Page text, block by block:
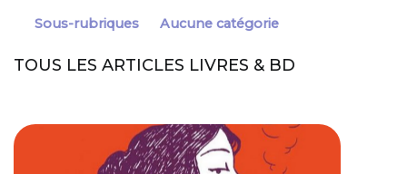
Sous-rubriques Aucune catégorie
TOUS LES ARTICLES LIVRES & BD